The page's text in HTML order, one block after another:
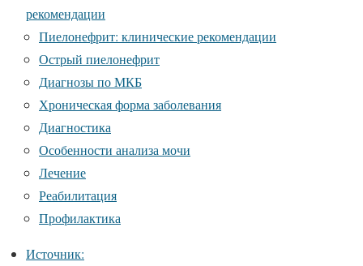
рекомендации
Пиелонефрит: клинические рекомендации
Острый пиелонефрит
Диагнозы по МКБ
Хроническая форма заболевания
Диагностика
Особенности анализа мочи
Лечение
Реабилитация
Профилактика
Источник: